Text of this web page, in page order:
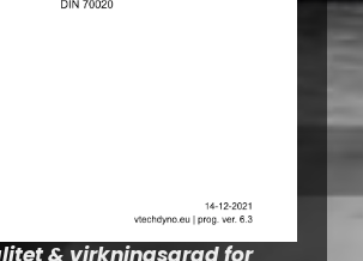
& virkningsgrad for